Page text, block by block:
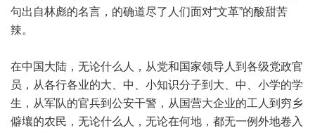
句出自林彪的名言，的确道尽了人们面对“文革”的酸甜苦
辣。
在中国大陆，无论什么人，从党和国家领导人到各级党政官
员，从各行各业的大、中、小知识分子到大、中、小学的学
生，从军队的官兵到公安干警，从国营大企业的工人到穷乡
僻壤的农民，无论什么人，无论在何地，都无一例外地卷入